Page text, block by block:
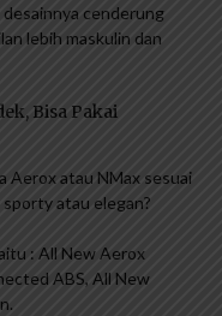
desainnya cenderung
lebih maskulin dan
Bisa Pakai
Aerox atau NMax sesuai
atau elegan?
: All New Aerox
ABS, All New